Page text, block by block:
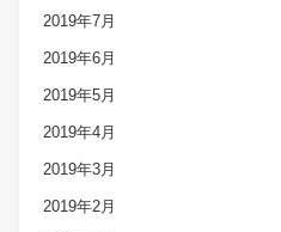
2019年7月
2019年6月
2019年5月
2019年4月
2019年3月
2019年2月